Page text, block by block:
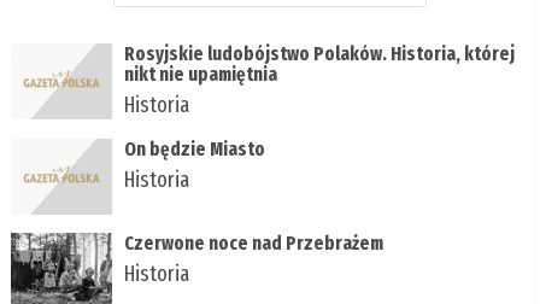
Rosyjskie ludobójstwo Polaków. Historia, której
nikt nie upamiętnia
Historia
On będzie Miasto
Historia
Czerwone noce nad Przebrażem
Historia